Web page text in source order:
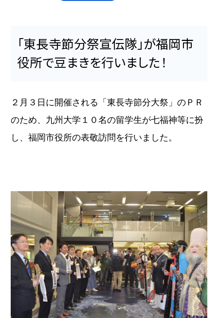
「東長寺節分祭宣伝隊」が福岡市
役所で豆まきを行いました！
２月３日に開催される「東長寺節分大祭」のＰＲ
のため、九州大学１０名の留学生が七福神等に扮
し、福岡市役所の表敬訪問を行いました。